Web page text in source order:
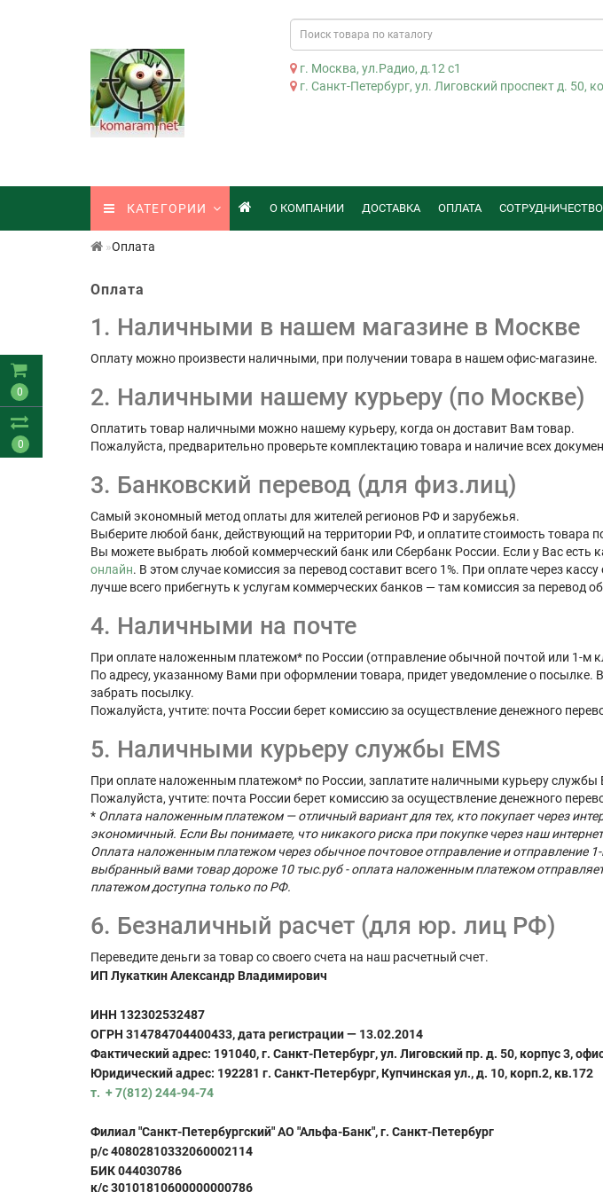
0
0
г. Москва, ул.Радио, д.12 с1
г. Санкт-Петербург, ул. Лиговский проспект д. 50,
КАТЕГОРИИ О КОМПАНИИ ДОСТАВКА ОПЛАТА СОТРУДНИЧЕСТВО
Оплата
Оплата
1. Наличными в нашем магазине в Москве
Оплату можно произвести наличными, при получении товара в нашем офис-магазине.
2. Наличными нашему курьеру (по Москве)
Оплатить товар наличными можно нашему курьеру, когда он доставит Вам товар.
Пожалуйста, предварительно проверьте комплектацию товара и наличие всех
3. Банковский перевод (для физ.лиц)
Самый экономный метод оплаты для жителей регионов РФ и зарубежья.
Выберите любой банк, действующий на территории РФ, и оплатите стоимость
Вы можете выбрать любой коммерческий банк или Сбербанк России. Если у Вас есть
онлайн. В этом случае комиссия за перевод составит всего 1%. При оплате через
лучше всего прибегнуть к услугам коммерческих банков — там комиссия за перевод
4. Наличными на почте
При оплате наложенным платежом* по России (отправление обычной почтой или 1-м
По адресу, указанному Вами при оформлении товара, придет уведомление о посылке.
забрать посылку.
Пожалуйста, учтите: почта России берет комиссию за осуществление денежного
5. Наличными курьеру службы EMS
При оплате наложенным платежом* по России, заплатите наличными курьеру службы
Пожалуйста, учтите: почта России берет комиссию за осуществление денежного
* Оплата наложенным платежом — отличный вариант для тех, кто покупает через
экономичный. Если Вы понимаете, что никакого риска при покупке через наш
Оплата наложенным платежом через обычное почтовое отправление и отправление
выбранный вами товар дороже 10 тыс.руб - оплата наложенным платежом
платежом доступна только по РФ.
6. Безналичный расчет (для юр. лиц РФ)
Переведите деньги за товар со своего счета на наш расчетный счет.
ИП Лукаткин Александр Владимирович
ИНН 132302532487
ОГРН 314784704400433, дата регистрации — 13.02.2014
Фактический адрес: 191040, г. Санкт-Петербург, ул. Лиговский пр. д. 50, корпус 3,
Юридический адрес: 192281 г. Санкт-Петербург, Купчинская ул., д. 10, корп.2, кв.172
т. + 7(812) 244-94-74
Филиал "Санкт-Петербургский" АО "Альфа-Банк", г. Санкт-Петербург
р/с 40802810332060002114
БИК 044030786
к/с 30101810600000000786